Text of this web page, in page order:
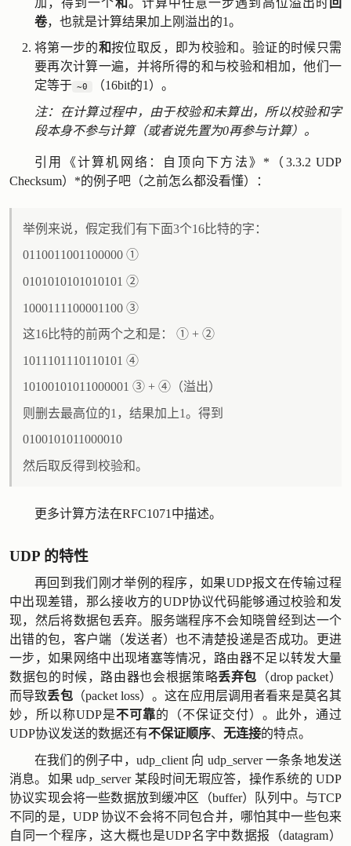
卷，也就是计算结果加上刚溢出的1。
将第一步的和按位取反，即为校验和。验证的时候只需
要再次计算一遍，并将所得的和与校验和相加，他们一
定等于 ~0
（16bit的1）。
注：在计算过程中，由于校验和未算出，所以校验和字
段本身不参与计算（或者说先置为0再参与计算）。
引用《计算机网络：自顶向下方法》*（3.3.2 UDP
Checksum）*的例子吧（之前怎么都没看懂）：
举例来说，假定我们有下面3个16比特的字：
0110011001100000 ①
0101010101010101 ②
1000111100001100 ③
这16比特的前两个之和是： ① + ②
1011101110110101 ④
10100101011000001 ③ + ④（溢出）
则删去最高位的1，结果加上1。得到
0100101011000010
然后取反得到校验和。
更多计算方法在RFC1071 中描述。
UDP 的特性
再回到我们刚才举例的程序，如果UDP报文在传输过程
中出现差错，那么接收方的UDP协议代码能够通过校验和发
现，然后将数据包丢弃。服务端程序不会知晓曾经到达一个
出错的包，客户端（发送者）也不清楚投递是否成功。更进
一步，如果网络中出现堵塞等情况，路由器不足以转发大量
数据包的时候，路由器也会根据策略丢弃包 （drop packet）
而导致丢包（packet loss）。这在应用层调用者看来是莫名其
妙，所以称UDP是不可靠的（不保证交付）。此外，通过
UDP协议发送的数据还有不保证顺序、 无连接的特点。
在我们的例子中，udp_client 向 udp_server 一条条地发送
消息。如果 udp_server 某段时间无瑕应答，操作系统的 UDP
协议实现会将一些数据放到缓冲区（buffer）队列中。与TCP
不同的是，UDP 协议不会将不同包合并，哪怕其中一些包来
自同一个程序，这大概也是UDP名字中数据报（datagram）